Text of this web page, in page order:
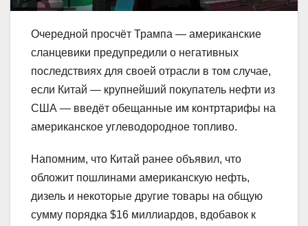
Очередной просчёт Трампа — американские
сланцевики предупредили о негативных
последствиях для своей отрасли в том случае,
если Китай — крупнейший покупатель нефти из
США — введёт обещанные им контртарифы на
американское углеводородное топливо.
Напомним, что Китай ранее объявил, что
обложит пошлинами американскую нефть,
дизель и некоторые другие товары на общую
сумму порядка $16 миллиардов, вдобавок к